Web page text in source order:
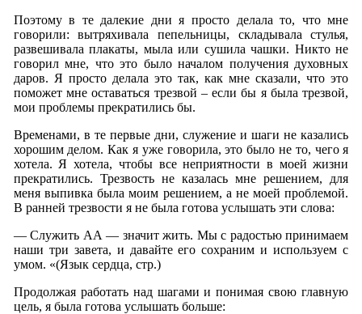
Поэтому в те далекие дни я просто делала то, что мне
говорили: вытряхивала пепельницы, складывала стулья,
развешивала плакаты, мыла или сушила чашки. Никто не
говорил мне, что это было началом получения духовных
даров. Я просто делала это так, как мне сказали, что это
поможет мне оставаться трезвой – если бы я была трезвой,
мои проблемы прекратились бы.
Временами, в те первые дни, служение и шаги не казались
хорошим делом. Как я уже говорила, это было не то, чего я
хотела. Я хотела, чтобы все неприятности в моей жизни
прекратились. Трезвость не казалась мне решением, для
меня выпивка была моим решением, а не моей проблемой.
В ранней трезвости я не была готова услышать эти слова:
— Служить АА — значит жить. Мы с радостью принимаем
наши три завета, и давайте его сохраним и используем с
умом. «(Язык сердца, стр.)
Продолжая работать над шагами и понимая свою главную
цель, я была готова услышать больше: